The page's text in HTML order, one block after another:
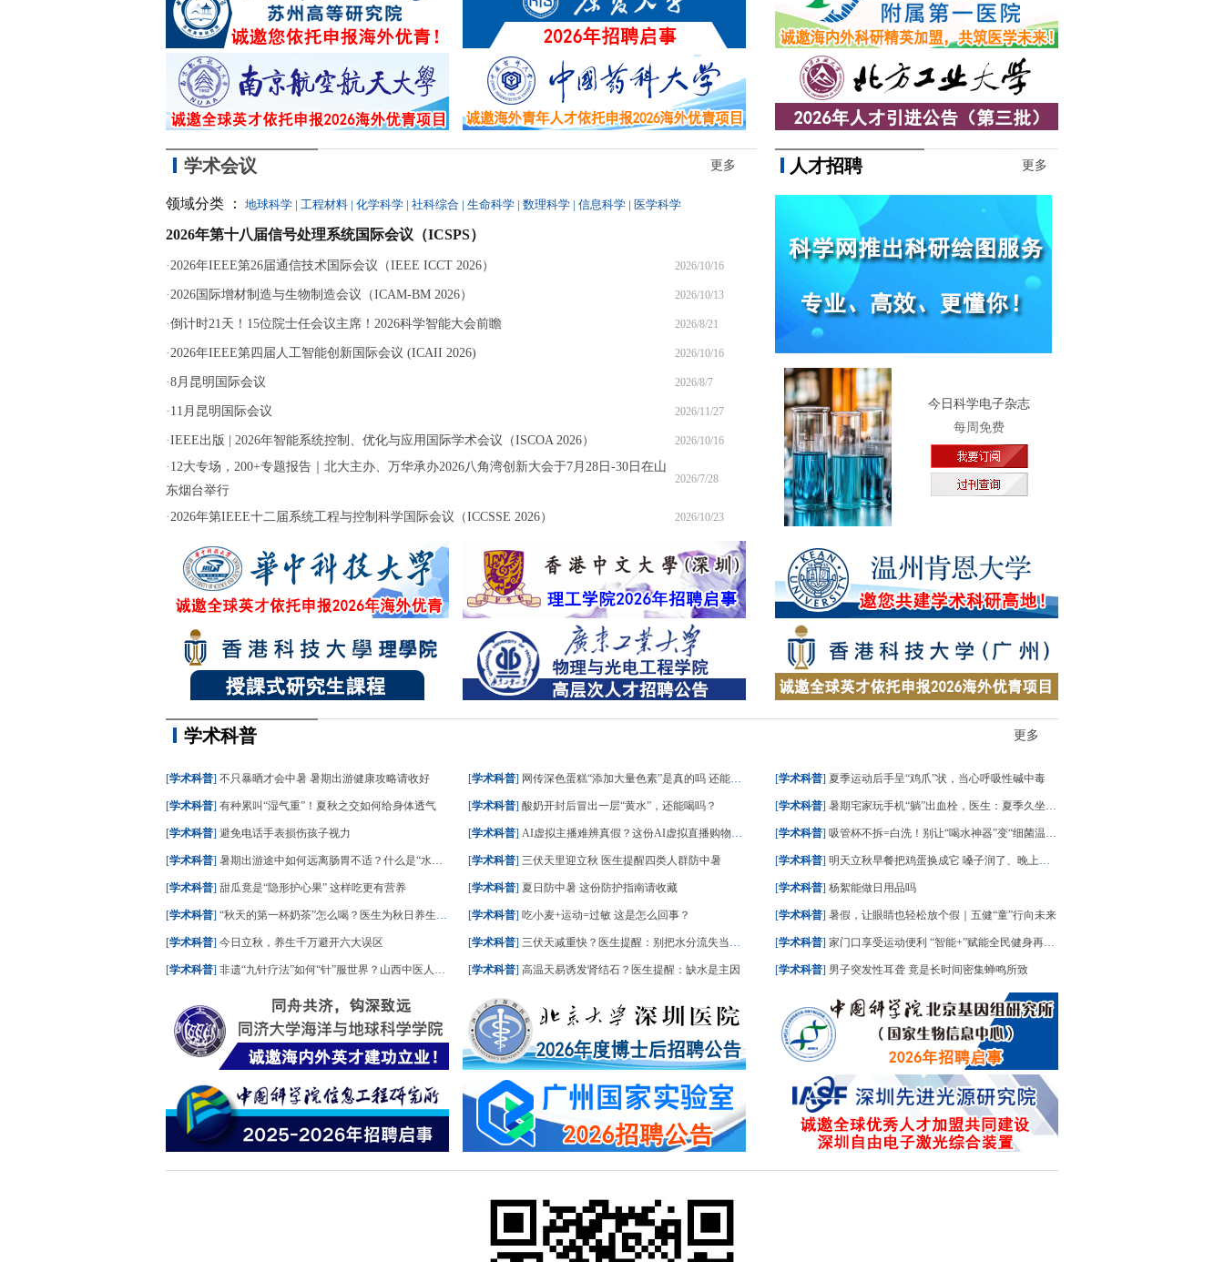
用还大肆转卖牟利，甚至拉拢亲友、前同事共
同参与，最终因涉嫌...
学术会议 更多
领域分类 ： 地球科学 | 工程材料 | 化学科学 | 社科综合 | 生命科学 | 数理科学 | 信息科学 | 医学科学
2026年第十八届信号处理系统国际会议（ICSPS）
·2026年IEEE第26届通信技术国际会议（IEEE ICCT 2026） 2026/10/16
·2026国际增材制造与生物制造会议（ICAM-BM 2026） 2026/10/13
·倒计时21天！15位院士任会议主席！2026科学智能大会前瞻 2026/8/21
·2026年IEEE第四届人工智能创新国际会议 (ICAII 2026) 2026/10/16
·8月昆明国际会议 2026/8/7
· 11月昆明国际会议 2026/11/27
·IEEE出版 | 2026年智能系统控制、优化与应用国际学术会议（ISCOA 2026） 2026/10/16
· 12大专场，200+专题报告｜北大主办、万华承办2026八角湾创新大会于7月28日-30日在山
东烟台举行
2026/7/28
·2026年第IEEE十二届系统工程与控制科学国际会议（ICCSSE 2026） 2026/10/23
人才招聘 更多
今日科学电子杂志
每周免费
学术科普 更多
[学术科普] 不只暴晒才会中暑 暑期出游健康攻略请收好
[学术科普] 有种累叫“湿气重”！夏秋之交如何给身体透气
[学术科普] 避免电话手表损伤孩子视力
[学术科普] 暑期出游途中如何远离肠胃不适？什么是“水土不服”？一文了解
[学术科普] 甜瓜竟是“隐形护心果” 这样吃更有营养
[学术科普] “秋天的第一杯奶茶”怎么喝？医生为秋日养生饮食划重点
[学术科普] 今日立秋，养生千万避开六大误区
[学术科普] 非遗“九针疗法”如何“针”服世界？山西中医人这样答
[学术科普] 网传深色蛋糕“添加大量色素”是真的吗 还能不能吃？
[学术科普] 酸奶开封后冒出一层“黄水”，还能喝吗？
[学术科普] AI虚拟主播难辨真假？这份AI虚拟直播购物指南请收好
[学术科普] 三伏天里迎立秋 医生提醒四类人群防中暑
[学术科普] 夏日防中暑 这份防护指南请收藏
[学术科普] 吃小麦+运动=过敏 这是怎么回事？
[学术科普] 三伏天减重快？医生提醒：别把水分流失当成减脂
[学术科普] 高温天易诱发肾结石？医生提醒：缺水是主因
[学术科普] 夏季运动后手呈“鸡爪”状，当心呼吸性碱中毒
[学术科普] 暑期宅家玩手机“躺”出血栓，医生：夏季久坐风险高
[学术科普] 吸管杯不拆=白洗！别让“喝水神器”变“细菌温床”
[学术科普] 明天立秋早餐把鸡蛋换成它 嗓子润了、晚上睡踏实了
[学术科普] 杨絮能做日用品吗
[学术科普] 暑假，让眼睛也轻松放个假｜五健“童”行向未来
[学术科普] 家门口享受运动便利 “智能+”赋能全民健身再升级
[学术科普] 男子突发性耳聋 竟是长时间密集蝉鸣所致